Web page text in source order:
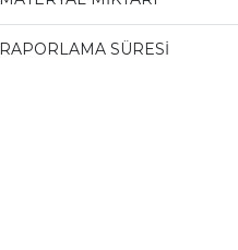
RAPORLAMA SÜRESİ